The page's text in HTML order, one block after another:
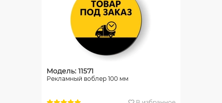
Модель: 11571
Рекламный воблер 100 мм